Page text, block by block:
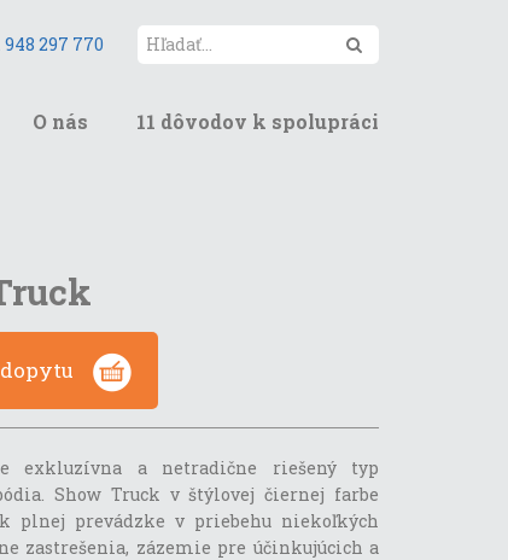
948 297 770
O nás 11 dôvodov k spolupráci
exkluzívna a netradične riešený typ
Show Truck v štýlovej čiernej farbe
plnej prevádzke v priebehu niekoľkých
zastrešenia, zázemie pre účinkujúcich a